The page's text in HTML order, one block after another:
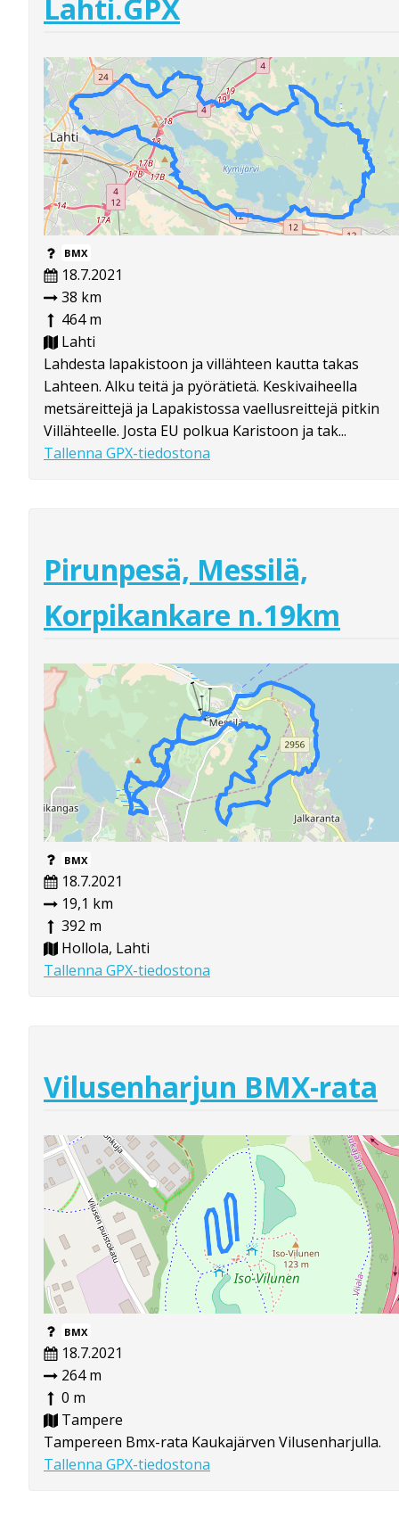
Lahti.GPX
BMX
18.7.2021
38 km
464 m
Lahti
Lahdesta lapakistoon ja villähteen kautta takas
Lahteen. Alku teitä ja pyörätietä. Keskivaiheella
metsäreittejä ja Lapakistossa vaellusreittejä pitkin
Villähteelle. Josta EU polkua Karistoon ja tak...
Tallenna GPX-tiedostona
Pirunpesä, Messilä,
Korpikankare n.19km
BMX
18.7.2021
19,1 km
392 m
Hollola, Lahti
Tallenna GPX-tiedostona
Vilusenharjun BMX-rata
BMX
18.7.2021
264 m
0 m
Tampere
Tampereen Bmx-rata Kaukajärven Vilusenharjulla.
Tallenna GPX-tiedostona